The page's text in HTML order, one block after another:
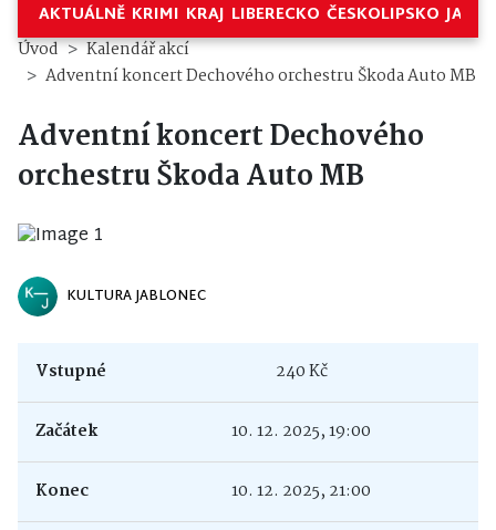
AKTUÁLNĚ KRIMI KRAJ LIBERECKO ČESKOLIPSKO
Úvod
Kalendář akcí
Adventní koncert Dechového orchestru Škoda Auto MB
Adventní koncert Dechového
orchestru Škoda Auto MB
KULTURA JABLONEC
Vstupné 240 Kč
Začátek 10. 12. 2025, 19:00
Konec 10. 12. 2025, 21:00